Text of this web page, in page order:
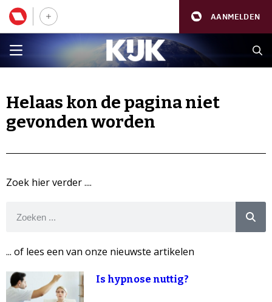
AANMELDEN
Helaas kon de pagina niet
gevonden worden
Zoek hier verder ....
... of lees een van onze nieuwste artikelen
Is hypnose nuttig?